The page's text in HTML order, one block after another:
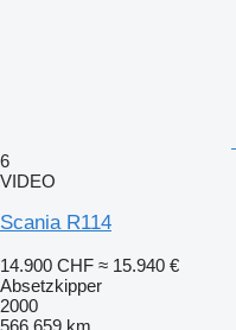
6
VIDEO
Scania R114
14.900 CHF ≈ 15.940 €
Absetzkipper
2000
566.659 km